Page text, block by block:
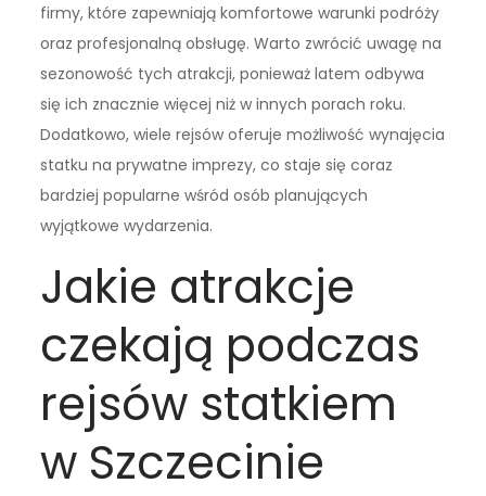
firmy, które zapewniają komfortowe warunki podróży
oraz profesjonalną obsługę. Warto zwrócić uwagę na
sezonowość tych atrakcji, ponieważ latem odbywa
się ich znacznie więcej niż w innych porach roku.
Dodatkowo, wiele rejsów oferuje możliwość wynajęcia
statku na prywatne imprezy, co staje się coraz
bardziej popularne wśród osób planujących
wyjątkowe wydarzenia.
Jakie atrakcje
czekają podczas
rejsów statkiem
w Szczecinie